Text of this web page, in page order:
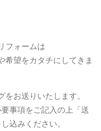
フォームは
希望をカタチにしてきま
お送りいたします。
事項をご記入の上「送
込みください。